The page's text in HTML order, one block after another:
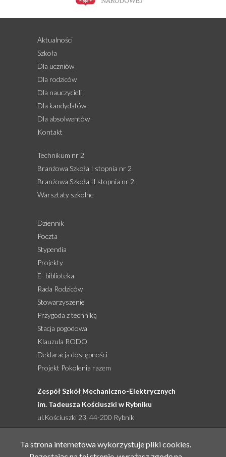
Aktualności
Szkoła
Dla uczniów
Dla rodziców
Dla nauczycieli
Dla kandydatów
Dla absolwentów
Kontakt
Technikum nr 2
Branżowa Szkoła I stopnia nr 2
Branżowa Szkoła II stopnia nr 2
Warsztaty szkolne
Dziennik
Poczta
Stypendia
Projekty
E- biblioteka
Rada Rodziców
Stowarzyszenie
Przygoda z techniką
Stacja pogodowa
Klauzula RODO
Deklaracja dostępności
Projekt Pokolenia razem
Zespół Szkół Mechaniczno-Elektrycznych
im. Tadeusza Kościuszki w Rybniku
ul.Kościuszki 23, 44-200 Rybnik
tel: 32 422 27 76, 32 422 92 66, 505 761 524
email:sekretariat@zsme.pl
Ta strona internetowa wykorzystuje pliki cookies.